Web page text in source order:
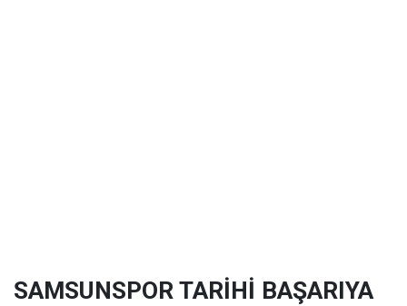
SAMSUNSPOR TARİHİ BAŞARIYA